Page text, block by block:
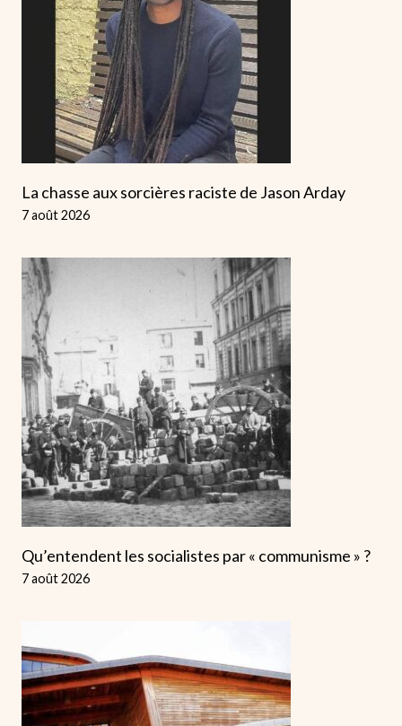
La chasse aux sorcières raciste de Jason Arday
7 août 2026
Qu’entendent les socialistes par « communisme » ?
7 août 2026